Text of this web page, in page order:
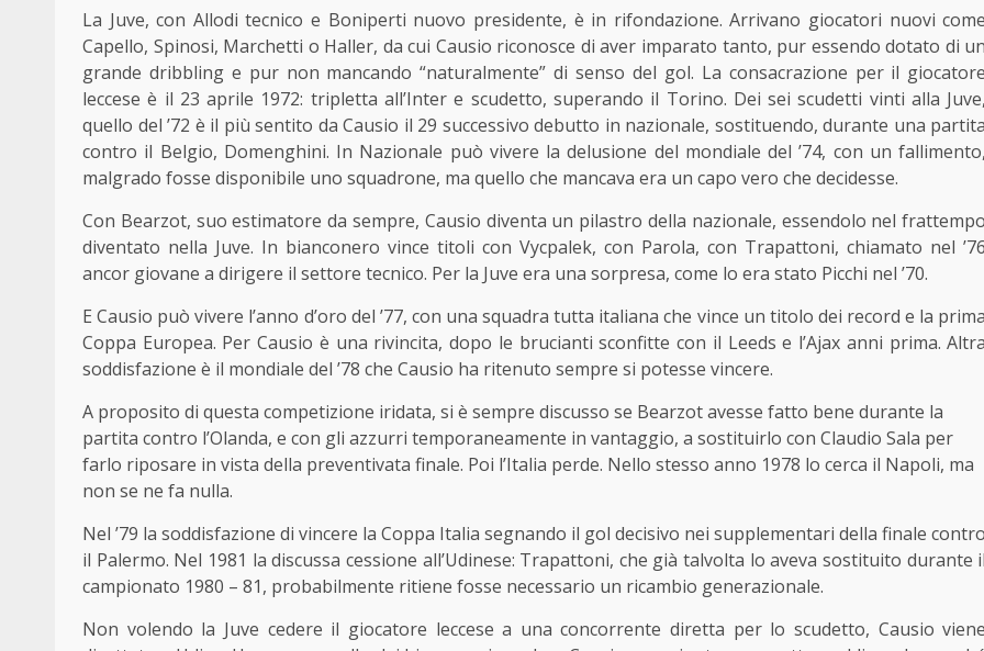
La Juve, con Allodi tecnico e Boniperti nuovo presidente, è in rifondazione. Arrivano giocatori nuovi come
Capello, Spinosi, Marchetti o Haller, da cui Causio riconosce di aver imparato tanto, pur essendo dotato di un
grande dribbling e pur non mancando “naturalmente” di senso del gol. La consacrazione per il giocatore
leccese è il 23 aprile 1972: tripletta all’Inter e scudetto, superando il Torino. Dei sei scudetti vinti alla Juve,
quello del ’72 è il più sentito da Causio il 29 successivo debutto in nazionale, sostituendo, durante una partita
contro il Belgio, Domenghini. In Nazionale può vivere la delusione del mondiale del ’74, con un fallimento,
malgrado fosse disponibile uno squadrone, ma quello che mancava era un capo vero che decidesse.
Con Bearzot, suo estimatore da sempre, Causio diventa un pilastro della nazionale, essendolo nel frattempo
diventato nella Juve. In bianconero vince titoli con Vycpalek, con Parola, con Trapattoni, chiamato nel ’76
ancor giovane a dirigere il settore tecnico. Per la Juve era una sorpresa, come lo era stato Picchi nel ’70.
E Causio può vivere l’anno d’oro del ’77, con una squadra tutta italiana che vince un titolo dei record e la prima
Coppa Europea. Per Causio è una rivincita, dopo le brucianti sconfitte con il Leeds e l’Ajax anni prima. Altra
soddisfazione è il mondiale del ’78 che Causio ha ritenuto sempre si potesse vincere.
A proposito di questa competizione iridata, si è sempre discusso se Bearzot avesse fatto bene durante la
partita contro l’Olanda, e con gli azzurri temporaneamente in vantaggio, a sostituirlo con Claudio Sala per
farlo riposare in vista della preventivata finale. Poi l’Italia perde. Nello stesso anno 1978 lo cerca il Napoli, ma
non se ne fa nulla.
Nel ’79 la soddisfazione di vincere la Coppa Italia segnando il gol decisivo nei supplementari della finale contro
il Palermo. Nel 1981 la discussa cessione all’Udinese: Trapattoni, che già talvolta lo aveva sostituito durante il
campionato 1980 – 81, probabilmente ritiene fosse necessario un ricambio generazionale.
Non volendo la Juve cedere il giocatore leccese a una concorrente diretta per lo scudetto, Causio viene